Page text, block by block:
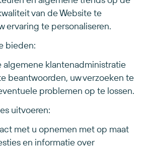
van de Website te
ervaring te personaliseren.
bieden:
algemene klantenadministratie
beantwoorden, uw verzoeken te
problemen op te lossen.
uitvoeren:
met u opnemen met op maat
en informatie over